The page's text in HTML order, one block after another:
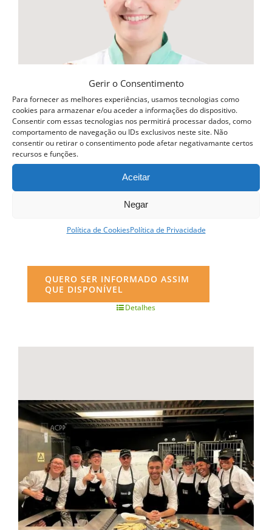
Gerir o Consentimento
Para fornecer as melhores experiências, usamos tecnologias como
cookies para armazenar e/ou aceder a informações do dispositivo.
Consentir com essas tecnologias nos permitirá processar dados, como
comportamento de navegação ou IDs exclusivos neste site. Não
consentir ou retirar o consentimento pode afetar negativamante certos
recursos e funções.
Aceitar
Negar
Política de CookiesPolítica de Privacidade
Curso Profissional Pastelaria Tradicional
QUERO SER INFORMADO ASSIM
QUE DISPONÍVEL
Detalhes